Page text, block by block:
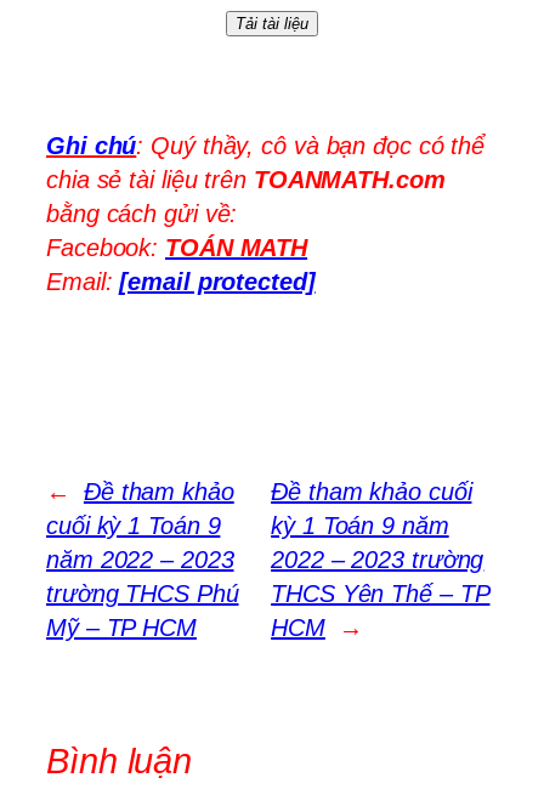
Tải tài liệu
Ghi chú: Quý thầy, cô và bạn đọc có thể
chia sẻ tài liệu trên TOANMATH.com
bằng cách gửi về:
Facebook: TOÁN MATH
Email:[email protected]
←
Đề tham khảo
cuối kỳ 1 Toán 9
năm 2022 – 2023
trường THCS Phú
Mỹ – TP HCM
Đề tham khảo cuối
kỳ 1 Toán 9 năm
2022 – 2023 trường
THCS Yên Thế – TP
HCM
→
Bình luận